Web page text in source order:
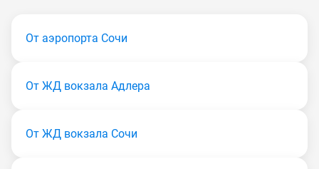
От аэропорта Сочи
От ЖД вокзала Адлера
От ЖД вокзала Сочи